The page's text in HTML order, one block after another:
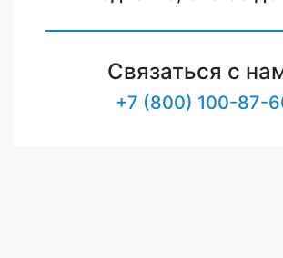
Связаться с
+7 (800) 100-87-